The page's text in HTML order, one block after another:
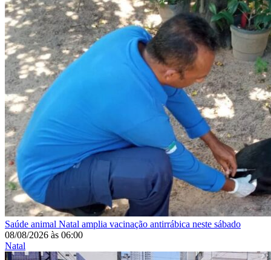
Saúde animal Natal amplia vacinação antirrábica neste sábado
08/08/2026 às 06:00
Natal